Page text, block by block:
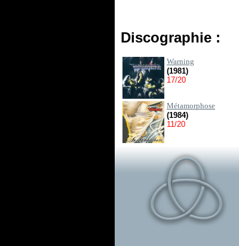
Discographie :
Warning
(1981)
17/20
Métamorphose
(1984)
11/20